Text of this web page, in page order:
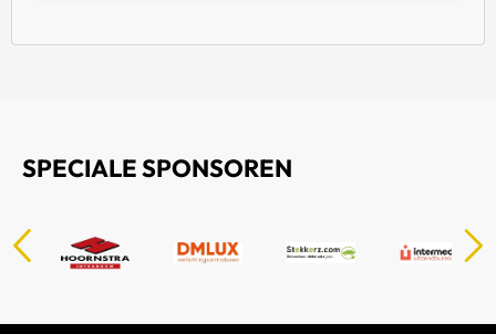
SPECIALE SPONSOREN